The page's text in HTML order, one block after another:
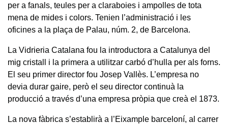
per a fanals, teules per a claraboies i ampolles de tota
mena de mides i colors. Tenien l’administració i les
oficines a la plaça de Palau, núm. 2, de Barcelona.
La Vidrieria Catalana fou la introductora a Catalunya del
mig cristall i la primera a utilitzar carbó d’hulla per als forns.
El seu primer director fou Josep Vallès. L’empresa no
devia durar gaire, però el seu director continuà la
producció a través d’una empresa pròpia que creà el 1873.
La nova fàbrica s’establirà a l’Eixample barceloní, al carrer